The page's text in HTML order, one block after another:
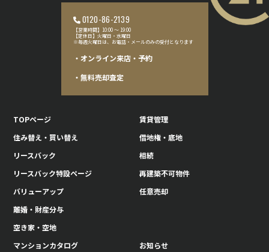
0120-86-2139
【営業時間】10:00 〜 19:00
【定休日】火曜日・水曜日
※毎週火曜日は、お電話・メールのみの受付となります
・オンライン来店・予約
・無料売却査定
TOPページ
住み替え・買い替え
リースバック
リースバック特設ページ
バリューアップ
離婚・財産分与
空き家・空地
賃貸管理
借地権・底地
相続
再建築不可物件
任意売却
マンションカタログ お知らせ